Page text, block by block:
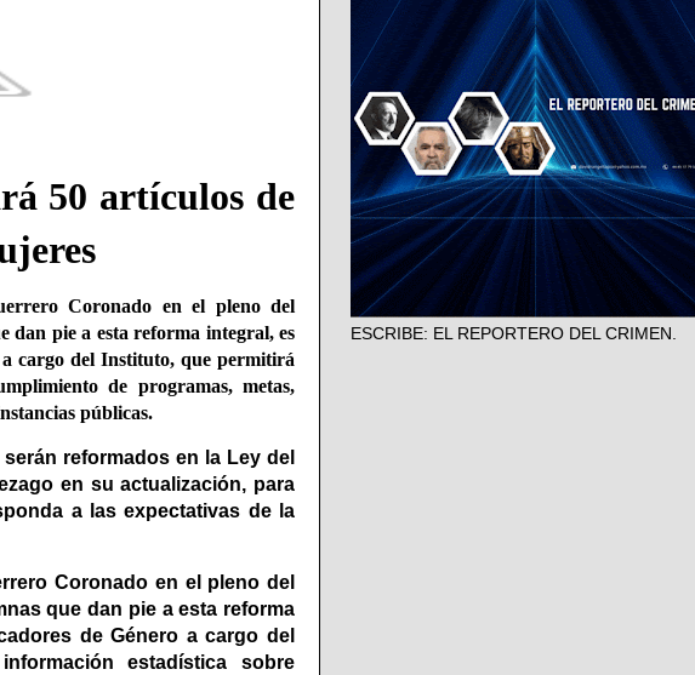
50 artículos de
Coronado en el pleno del
dan pie a esta reforma integral, es
cargo del Instituto, que permitirá
de programas, metas,
públicas.
reformados en la Ley del
en su actualización, para
a las expectativas de la
Coronado en el pleno del
que dan pie a esta reforma
de Género a cargo del
estadística sobre
ESCRIBE: EL REPORTERO DEL CRIMEN.